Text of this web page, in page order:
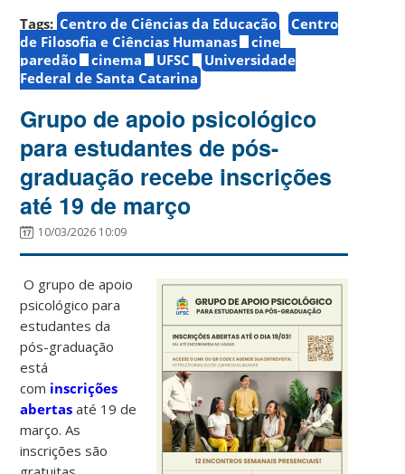
Tags: Centro de Ciências da Educação
Centro
de Filosofia e Ciências Humanas
cine
paredão
cinema UFSC
Universidade
Federal de Santa Catarina
Grupo de apoio psicológico
para estudantes de pós-
graduação recebe inscrições
até 19 de março
10/03/2026 10:09
O grupo de apoio
psicológico para
estudantes da
pós-graduação
está
com inscrições
abertas até 19 de
março. As
inscrições são